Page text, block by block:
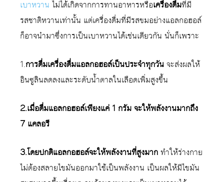
เบาหวาน ไม่ได้เกิดจากการทานอาหารหรือเครื่องดื่มที่มี
รสชาติหวานเท่านั้น แต่เครื่องดื่มที่มีรสขมอย่างแอลกอฮอล์
ก็อาจนำมาซึ่งการเป็นเบาหวานได้เช่นเดียวกัน นั่นก็เพราะ
1.การดื่มเครื่องดื่มแอลกอฮอล์เป็นประจำทุกวันจะส่งผลให้
อินซูลินลดลงและระดับน้ำตาลในเลือดเพิ่มสูงขึ้น
2.เมื่อดื่มแอลกอฮอล์เพียงแค่ 1 กรัม จะให้พลังงานมากถึง
7 แคลอรี
3.โดยปกติแอลกอฮอล์จะให้พลังงานที่สูงมากทำให้ร่างกาย
ไม่ต้องสลายไขมันออกมาใช้เป็นพลังงาน เป็นผลให้มีไขมัน